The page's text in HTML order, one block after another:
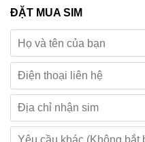
ĐẶT MUA SIM